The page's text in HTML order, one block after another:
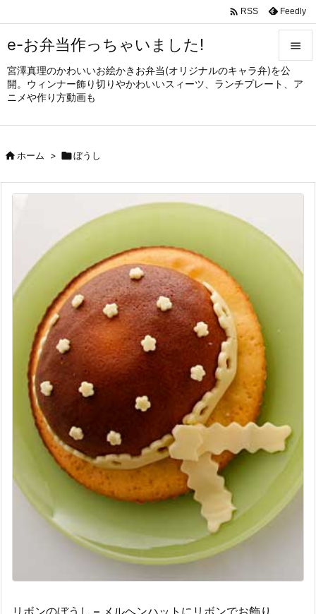
e-お弁当作っちゃいました!
宮澤真理のかわいいお絵かきお弁当(オリジナルのキャラ弁)を公
開。ウィンナー飾り切りやかわいいスィーツ、ランチプレート、ア
ニメや作り方動画も


メニュ
サイド

 RSS Feedly
ホーム > ぼうし
リボンのぼうし – メルヘンハットにリボンでお飾り